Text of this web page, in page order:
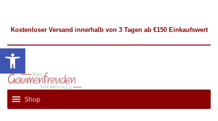
Werkzeugleiste öffnen
Kostenloser Versand innerhalb von 3 Tagen ab €150 Einkaufswert
Gaumenfreuden
Shop